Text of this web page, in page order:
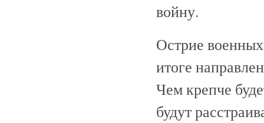
войну.
Острие
итоге
Чем крепче
будут